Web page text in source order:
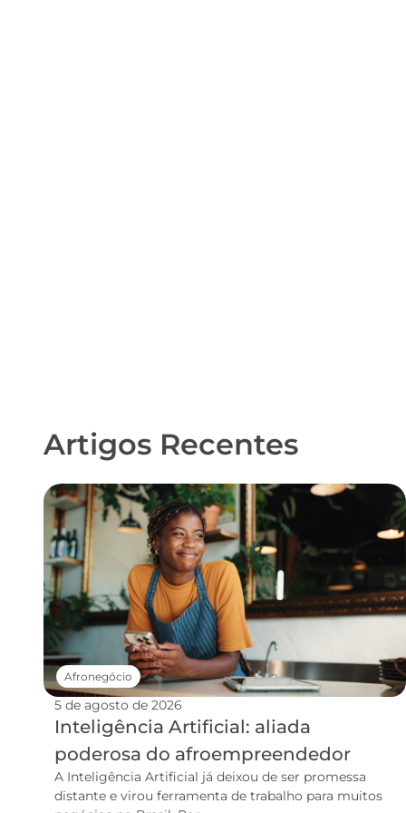
Artigos Recentes
5 de agosto de 2026
Inteligência Artificial: aliada
poderosa do afroempreendedor
A Inteligência Artificial já deixou de ser promessa
distante e virou ferramenta de trabalho para muitos
Afronegócio